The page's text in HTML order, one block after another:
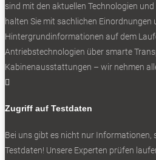
Aktuell Nummer eins bei leichten
Deutschland: Stellantis.
NEWSLETTER
sind mit den aktuellen Technologien
halten Sie mit sachlichen Einordnungen
Hintergrundinformationen auf dem
Antriebstechnologien über smarte
Kabinenausstattungen – wir nehmen

Zugriff auf Testdaten
Bei uns gibt es nicht nur
Testdaten! Unsere Experten prüfen